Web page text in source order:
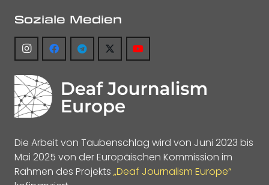
Soziale Medien
Die Arbeit von Taubenschlag wird von Juni 2023 bis
Mai 2025 von der Europäischen Kommission im
Rahmen des Projekts „Deaf Journalism Europe“